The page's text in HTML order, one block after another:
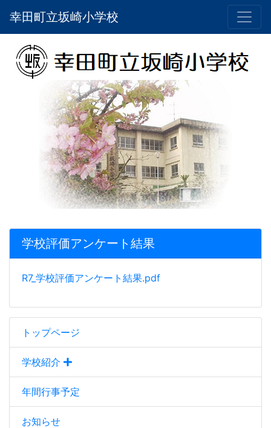
幸田町立坂崎小学校
トップページ
学校紹介
年間行事予定
お知らせ
学校評価アンケート結果
R7_学校評価アンケート結果.pdf